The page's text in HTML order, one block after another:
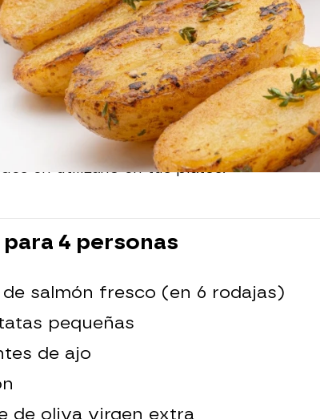
de 2024, 14:04
ha preparado esta fabulosa receta
azul que puedes tener listo en solo 3
que el limón es un gran potenciador de
en utilizarlo en tus platos.
4 personas
de salmón fresco (en 6 rodajas)
pequeñas
de ajo
de oliva virgen extra